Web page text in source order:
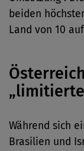
beiden
Land von 10
Während sich
Brasilien und